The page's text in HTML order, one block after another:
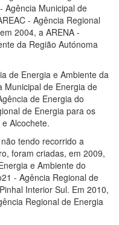
Agência Municipal de
- Agência Regional
2004, a ARENA -
da Região Autónoma
de Energia e Ambiente da
Municipal de Energia de
de Energia do
de Energia para os
Alcochete.
tendo recorrido a
foram criadas, em 2009,
e Ambiente do
- Agência Regional de
Interior Sul. Em 2010,
Regional de Energia